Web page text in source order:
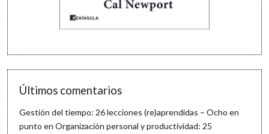
Últimos comentarios
Gestión del tiempo: 26 lecciones (re)aprendidas – Ocho en
punto enOrganización personal y productividad: 25